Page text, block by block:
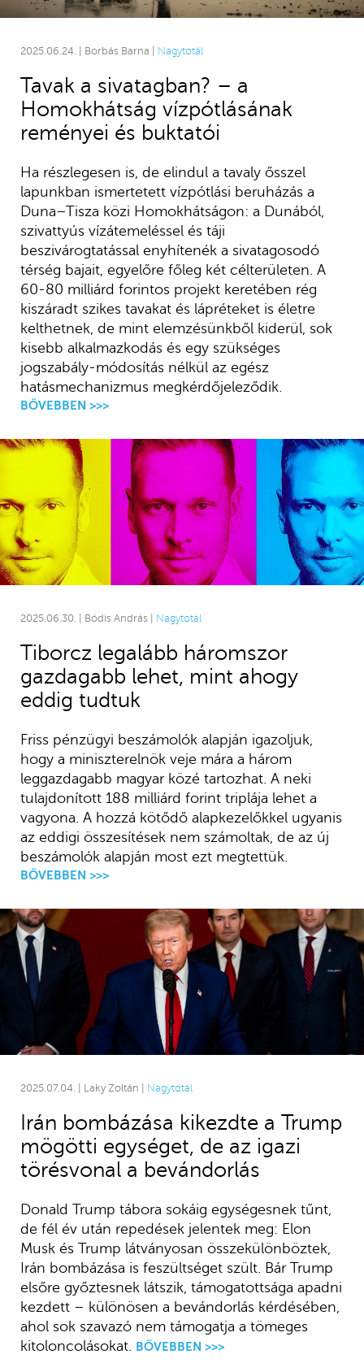
2025.07.04. | Laky Zoltán | Nagytotál
Irán bombázása kikezdte a Trump
mögötti egységet, de az igazi
törésvonal a bevándorlás
Donald Trump tábora sokáig egységesnek tűnt,
de fél év után repedések jelentek meg: Elon
Musk és Trump látványosan összekülönböztek,
Irán bombázása is feszültséget szült. Bár Trump
elsőre győztesnek látszik, támogatottsága apadni
kezdett – különösen a bevándorlás kérdésében,
ahol sok szavazó nem támogatja a tömeges
kitoloncolásokat.
BŐVEBBEN >>>
2025.06.30. | Bódis András | Nagytotál
Tiborcz legalább háromszor
gazdagabb lehet, mint ahogy
eddig tudtuk
Friss pénzügyi beszámolók alapján igazoljuk,
hogy a miniszterelnök veje mára a három
leggazdagabb magyar közé tartozhat. A neki
tulajdonított 188 milliárd forint triplája lehet a
vagyona. A hozzá kötődő alapkezelőkkel ugyanis
az eddigi összesítések nem számoltak, de az új
beszámolók alapján most ezt megtettük.
BŐVEBBEN >>>
2025.06.24. | Borbás Barna | Nagytotál
Tavak a sivatagban? – a
Homokhátság vízpótlásának
reményei és buktatói
Ha részlegesen is, de elindul a tavaly ősszel
lapunkban ismertetett vízpótlási beruházás a
Duna–Tisza közi Homokhátságon: a Dunából,
szivattyús vízátemeléssel és táji
beszivárogtatással enyhítenék a sivatagosodó
térség bajait, egyelőre főleg két célterületen. A
60-80 milliárd forintos projekt keretében rég
kiszáradt szikes tavakat és lápréteket is életre
kelthetnek, de mint elemzésünkből kiderül, sok
kisebb alkalmazkodás és egy szükséges
jogszabály-módosítás nélkül az egész
hatásmechanizmus megkérdőjeleződik.
BŐVEBBEN >>>